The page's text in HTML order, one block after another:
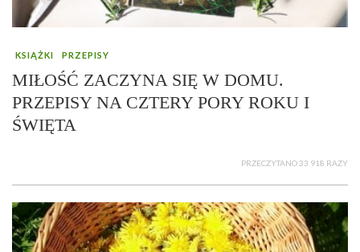
KSIĄŻKI PRZEPISY
MIŁOŚĆ ZACZYNA SIĘ W DOMU.
PRZEPISY NA CZTERY PORY ROKU I
ŚWIĘTA
PRZECZYTANO 33 918 RAZY